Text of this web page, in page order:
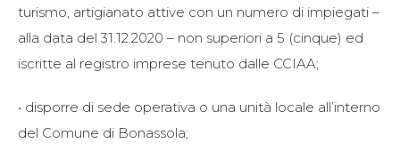
turismo, artigianato attive con un numero di impiegati –
alla data del 31.12.2020 – non superiori a 5 (cinque) ed
iscritte al registro imprese tenuto dalle CCIAA;
• disporre di sede operativa o una unità locale all’interno
del Comune di Bonassola;